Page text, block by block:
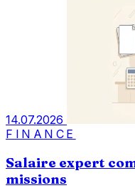
14.07.2026
FINANCE
Salaire expert
missions